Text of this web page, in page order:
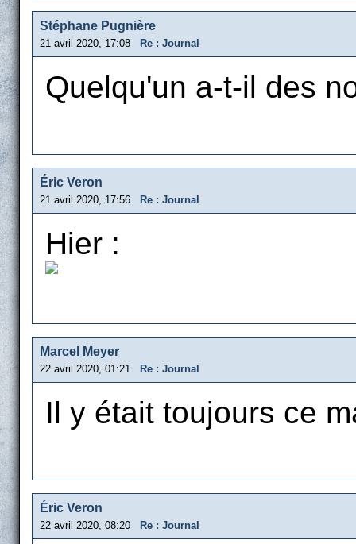
Stéphane Pugnière
21 avril 2020, 17:08 Re : Journal
Quelqu'un a-t-il des
Éric Veron
21 avril 2020, 17:56 Re : Journal
Hier :
Marcel Meyer
22 avril 2020, 01:21 Re : Journal
Il y était toujours ce
Éric Veron
22 avril 2020, 08:20 Re : Journal